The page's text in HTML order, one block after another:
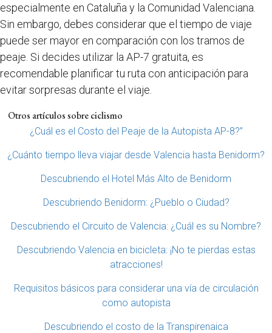
especialmente en Cataluña y la Comunidad Valenciana.
Sin embargo, debes considerar que el tiempo de viaje
puede ser mayor en comparación con los tramos de
peaje. Si decides utilizar la AP-7 gratuita, es
recomendable planificar tu ruta con anticipación para
evitar sorpresas durante el viaje.
Otros artículos sobre ciclismo
¿Cuál es el Costo del Peaje de la Autopista AP-8?”
¿Cuánto tiempo lleva viajar desde Valencia hasta Benidorm?
Descubriendo el Hotel Más Alto de Benidorm
Descubriendo Benidorm: ¿Pueblo o Ciudad?
Descubriendo el Circuito de Valencia: ¿Cuál es su Nombre?
Descubriendo Valencia en bicicleta: ¡No te pierdas estas
atracciones!
Requisitos básicos para considerar una vía de circulación
como autopista
Descubriendo el costo de la Transpirenaica